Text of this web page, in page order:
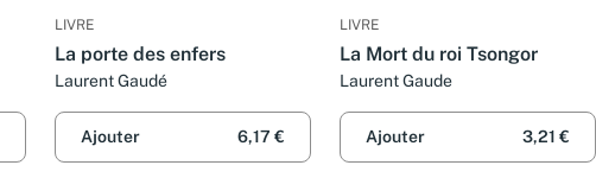
LIVRE
La porte des enfers
Laurent Gaudé
Ajouter 6,17 €
LIVRE
La Mort du roi Tsongor
Laurent Gaude
Ajouter 3,21 €